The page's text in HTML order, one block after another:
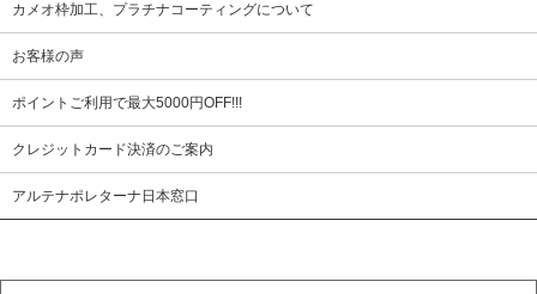
カメオ枠加工、プラチナコーティングについて
お客様の声
ポイントご利用で最大5000円OFF!!!
クレジットカード決済のご案内
アルテナポレターナ日本窓口